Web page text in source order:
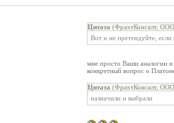
Цитата (ФрахтКонсалт,
Вот и не претендуйте, если
мне просто Ваши аналогии и
конкретный вопрос о
Цитата (ФрахтКонсалт,
назначили и выбрали